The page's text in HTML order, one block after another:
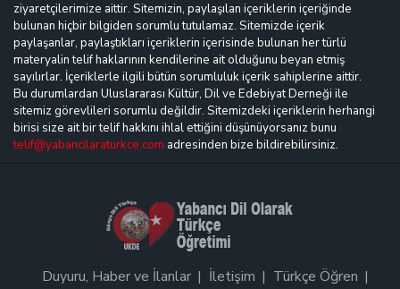
ziyaretçilerimize aittir. Sitemizin, paylaşılan içeriklerin içeriğinde
bulunan hiçbir bilgiden sorumlu tutulamaz. Sitemizde içerik
paylaşanlar, paylaştıkları içeriklerin içerisinde bulunan her türlü
materyalin telif haklarının kendilerine ait olduğunu beyan etmiş
sayılırlar. İçeriklerle ilgili bütün sorumluluk içerik sahiplerine aittir.
Bu durumlardan Uluslararası Kültür, Dil ve Edebiyat Derneği ile
sitemiz görevlileri sorumlu değildir. Sitemizdeki içeriklerin herhangi
birisi size ait bir telif hakkını ihlal ettiğini düşünüyorsanız bunu
telif@yabancilaraturkce.com adresinden bize bildirebilirsiniz.
Duyuru, Haber ve İlanlar İletişim Türkçe Öğren